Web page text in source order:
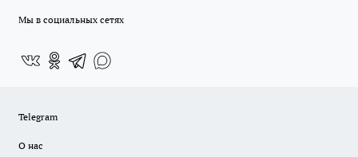
Мы в социальных сетях
Telegram
О нас